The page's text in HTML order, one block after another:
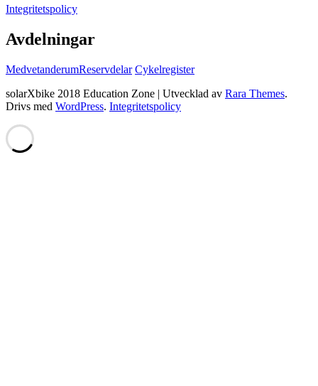
Integritetspolicy
Avdelningar
MedvetanderumReservdelar Cykelregister
solarXbike 2018 Education Zone | Utvecklad av Rara Themes.
Drivs med WordPress. Integritetspolicy